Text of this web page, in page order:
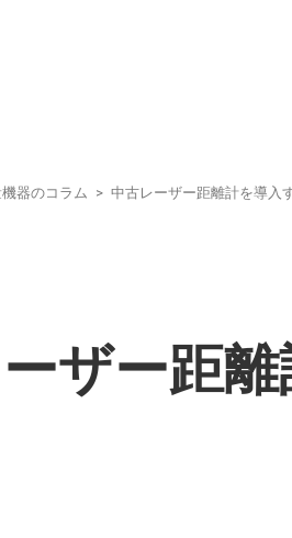
器のコラム 中古レーザー距離計を導入
ザー距